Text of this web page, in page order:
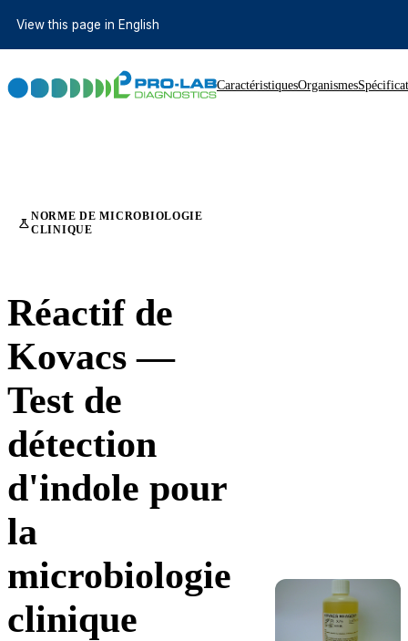
CaractéristiquesOrganismes
scienceNORME DE MICROBIOLOGIE
CLINIQUE
Réactif de
Kovacs —
Test de
détection
d'indole pour
la
microbiologie
clinique
View this page in English